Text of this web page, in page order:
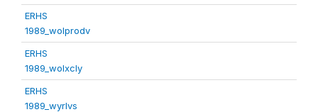
ERHS
1989_wolprodv
ERHS
1989_wolxcly
ERHS
1989_wyrlvs